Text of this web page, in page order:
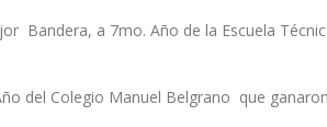
Bandera, a 7mo. Año de la Escuela
del Colegio Manuel Belgrano que